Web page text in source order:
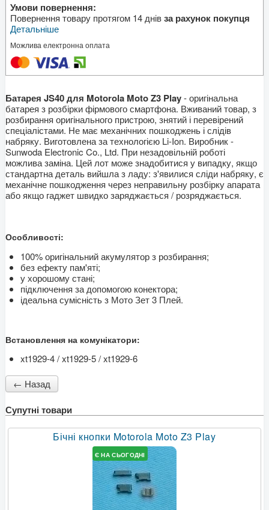
Умови повернення:
Повернення товару протягом 14 днівза рахунок покупця
Детальніше
Можлива електронна оплата
Батарея JS40 для Motorola Moto Z3 Play- оригінальна
батарея з розбірки фірмового смартфона. Вживаний товар, з
розбирання оригінального пристрою, знятий і перевірений
спеціалістами. Не має механічних пошкоджень і слідів
набряку. Виготовлена за технологією Li-Ion. Виробник -
Sunwoda Electronic Co., Ltd. При незадовільній роботі
можлива заміна. Цей лот може знадобитися у випадку, якщо
стандартна деталь вийшла з ладу: з'явилися сліди набряку, є
механічне пошкодження через неправильну розбірку апарата
або якщо гаджет швидко заряджається / розряджається.
Особливості:
100% оригінальний акумулятор з розбирання;
без ефекту пам'яті;
у хорошому стані;
підключення за допомогою конектора;
ідеальна сумісність з Мото Зет 3 Плей.
Встановлення на комунікатори:
xt1929-4 / xt1929-5 / xt1929-6
Супутні товари
Бічні кнопки Motorola Moto Z3 Play
Є НА СЬОГОДНІ